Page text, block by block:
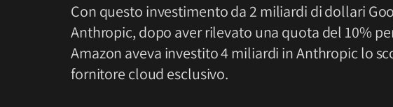
Con questo investimento da 2 miliardi di dollari
Anthropic, dopo aver rilevato una quota del 10%
Amazon aveva investito 4 miliardi in Anthropic lo
fornitore cloud esclusivo.